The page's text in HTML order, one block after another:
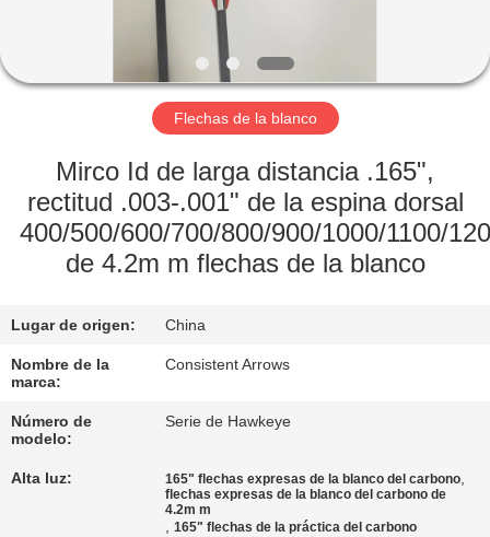
NOSOTROS
VIAJE
FÁBRICA
CONTROL
CALIDAD
ÉNTRENOS
EN
CONTACTO
Flechas de la blanco
Mirco Id de larga distancia .165",
rectitud .003-.001" de la espina dorsal
400/500/600/700/800/900/1000/1100/
de 4.2m m flechas de la blanco
Lugar de origen: China
Nombre de la
marca:
Consistent Arrows
Número de
modelo:
Serie de Hawkeye
Alta luz: 165" flechas expresas de la blanco del carbono,
flechas expresas de la blanco del carbono de
4.2m m
,165" flechas de la práctica del carbono